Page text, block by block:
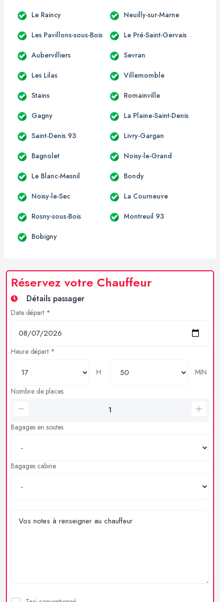
Le Raincy Neuilly-sur-Marne
Les Pavillons-sous-Bois Le Pré-Saint-Gervais
Aubervilliers Sevran
Les Lilas Villemomble
Stains Romainville
Gagny La Plaine-Saint-Denis
Saint-Denis 93 Livry-Gargan
Bagnolet Noisy-le-Grand
Le Blanc-Mesnil Bondy
Noisy-le-Sec La Courneuve
Rosny-sous-Bois Montreuil 93
Bobigny
Réservez votre Chauffeur
Détails passager
Date départ *
Heure départ *
H
MIN
Nombre de places
Bagages en soutes
Bagages cabine